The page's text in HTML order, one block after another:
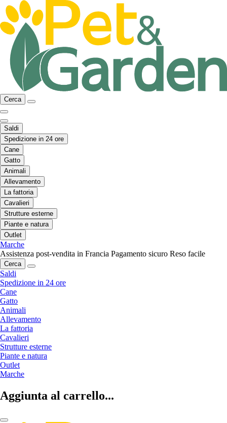
Cerca
Saldi
Spedizione in 24 ore
Cane
Gatto
Animali
Allevamento
La fattoria
Cavalieri
Strutture esterne
Piante e natura
Outlet
Marche
Assistenza post-vendita in Francia Pagamento sicuro Reso facile
Cerca
Saldi
Spedizione in 24 ore
Cane
Gatto
Animali
Allevamento
La fattoria
Cavalieri
Strutture esterne
Piante e natura
Outlet
Marche
Aggiunta al carrello...